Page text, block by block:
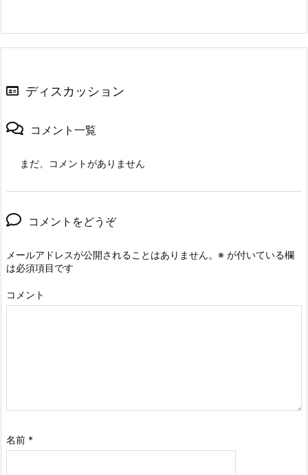
ディスカッション
コメント一覧
まだ、コメントがありません
コメントをどうぞ
メールアドレスが公開されることはありません。 ※ が付いている欄
は必須項目です
コメント
名前 *